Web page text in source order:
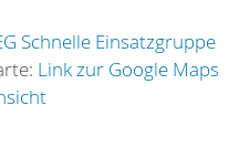
Schnelle Einsatzgruppe
Link zur Google Maps